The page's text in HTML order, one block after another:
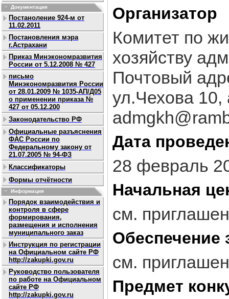
Документация
Постаноление 924-м от
11.02.2011
Постановления мэра
г.Астрахани
Приказ Минэкономразвития
России от 5.12.2008 № 427
письмо
Минэкономразвития России
от 28.01.2009 № 1035-АП/Д05
о применении приказа №
427 от 05.12.200
Законодательство РФ
Официальные разъяснения
ФАС России по
Федеральному закону от
21.07.2005 № 94-ФЗ
Классификаторы
Формы отчётности
Информация
Порядок взаимодействия и
контроля в сфере
формирования,
размещения и исполнения
муниципального заказ
Инструкция по регистрации
на Официальном сайте РФ
http://zakupki.gov.ru
Руководство пользователя
по работе на Официальном
сайте РФ
http://zakupki.gov.ru
Организатор
Комитет по
хозяйству
Почтовый
ул.Чехова 10,
Дата
28 февраль
Начальная
см.
Обеспечение
см.
Предмет